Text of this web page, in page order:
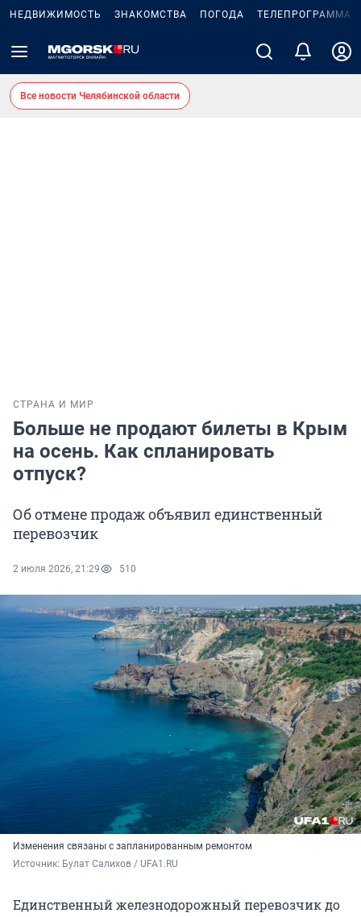
НЕДВИЖИМОСТЬ ЗНАКОМСТВА ПОГОДА ТЕЛЕПРОГРАММА
Все новости Челябинской области
СТРАНА И МИР
Больше не продают билеты в Крым
на осень. Как спланировать
отпуск?
Об отмене продаж объявил единственный
перевозчик
2 июля 2026, 21:29 510
Изменения связаны с запланированным ремонтом
Источник: Булат Салихов / UFA1.RU
Единственный железнодорожный перевозчик до